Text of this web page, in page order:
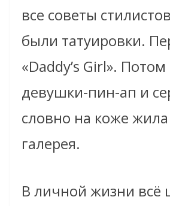
все советы
были татуировки.
«Daddy’s Girl».
девушки-пин-ап и
словно на коже
галерея.
В личной жизни всё